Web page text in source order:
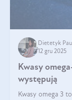
Dietetyk
12 gru 2025
Kwasy
występują
Kwasy omega 3